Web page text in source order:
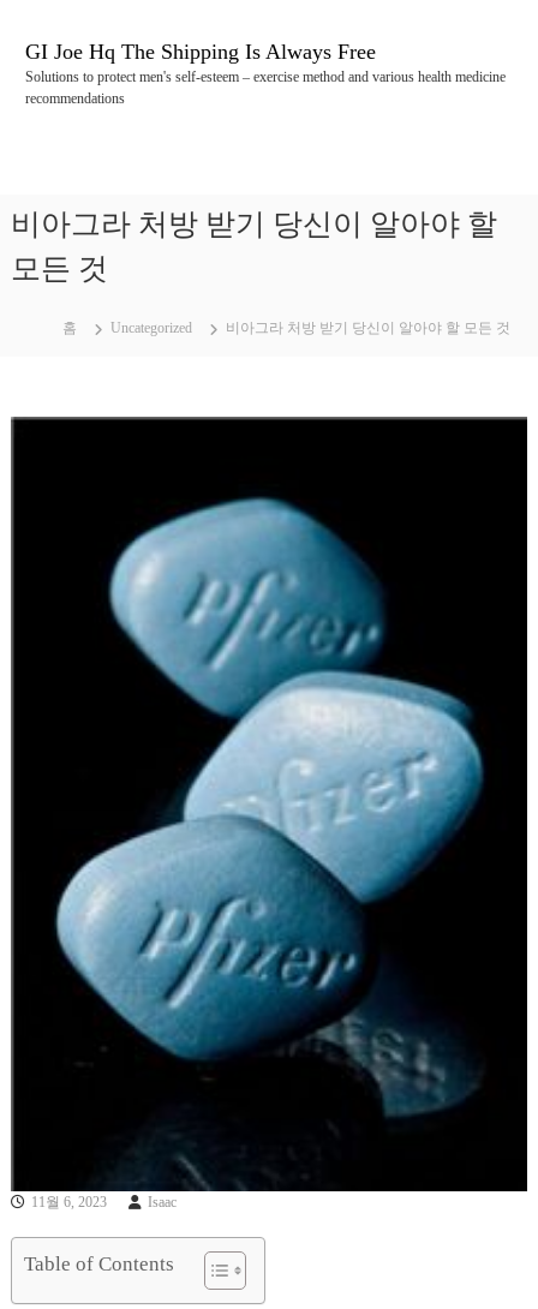
GI Joe Hq The Shipping Is Always Free
Solutions to protect men's self-esteem – exercise method and various health medicine
recommendations
비아그라 처방 받기 당신이 알아야 할
모든 것
홈 Uncategorized 비아그라 처방 받기 당신이 알아야 할 모든 것
11월 6, 2023 Isaac
Table of Contents